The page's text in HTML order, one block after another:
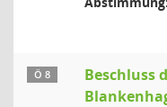
Ö 8
Beschluss